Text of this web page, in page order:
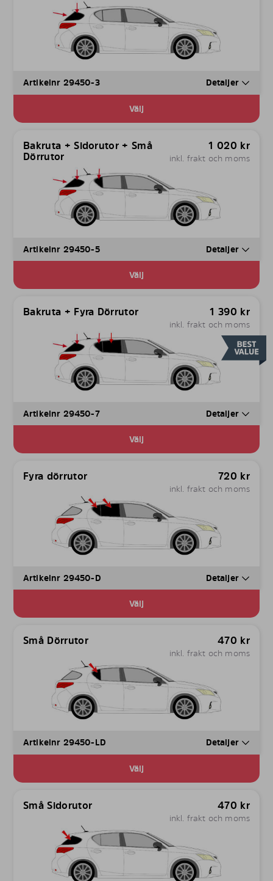
Artikelnr 29450-3 Detaljer
Välj
Bakruta + Sidorutor + Små
Dörrutor
1 020 kr
inkl. frakt och moms
Artikelnr 29450-5 Detaljer
Välj
Bakruta + Fyra Dörrutor 1 390 kr
inkl. frakt och moms
Artikelnr 29450-7 Detaljer
Välj
Fyra dörrutor 720 kr
inkl. frakt och moms
Artikelnr 29450-D Detaljer
Välj
Små Dörrutor 470 kr
inkl. frakt och moms
Artikelnr 29450-LD Detaljer
Välj
Små Sidorutor 470 kr
inkl. frakt och moms